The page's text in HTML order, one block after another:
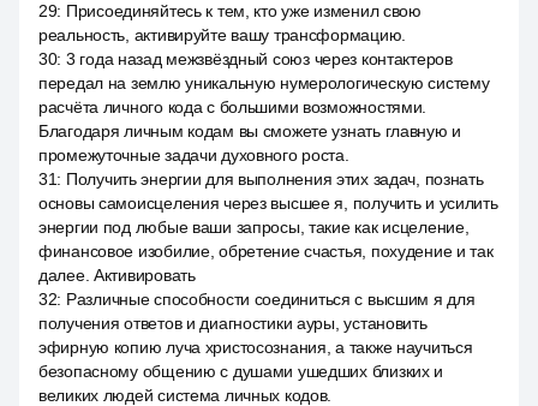
29: Присоединяйтесь к тем, кто уже изменил свою
реальность, активируйте вашу трансформацию.
30: 3 года назад межзвёздный союз через контактеров
передал на землю уникальную нумерологическую систему
расчёта личного кода с большими возможностями.
Благодаря личным кодам вы сможете узнать главную и
промежуточные задачи духовного роста.
31: Получить энергии для выполнения этих задач, познать
основы самоисцеления через высшее я, получить и усилить
энергии под любые ваши запросы, такие как исцеление,
финансовое изобилие, обретение счастья, похудение и так
далее. Активировать
32: Различные способности соединиться с высшим я для
получения ответов и диагностики ауры, установить
эфирную копию луча христосознания, а также научиться
безопасному общению с душами ушедших близких и
великих людей система личных кодов.